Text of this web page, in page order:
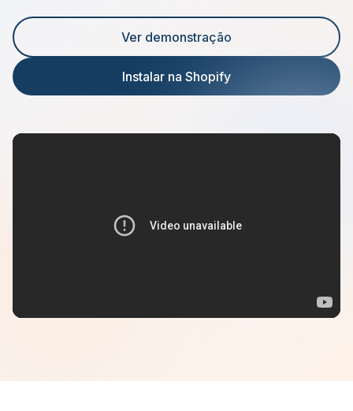
Ver demonstração
Instalar na Shopify